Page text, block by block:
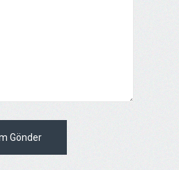
Gönder